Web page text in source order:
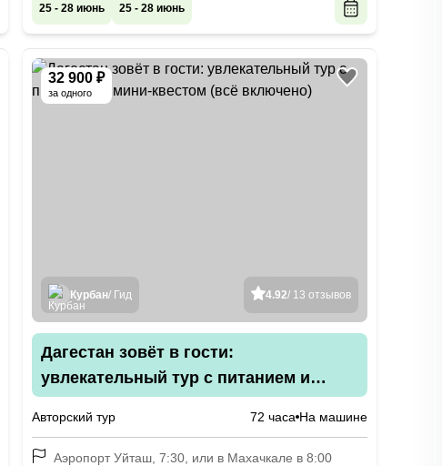
25 - 28 июнь 25 - 28 июнь
32 900 ₽
за одного
4.92/ 13 отзывов
Курбан/ Гид
Дагестан зовёт в гости:
увлекательный тур с питанием и
Авторский тур 72 часа На машине
Аэропорт Уйташ, 7:30, или в Махачкале в 8:00